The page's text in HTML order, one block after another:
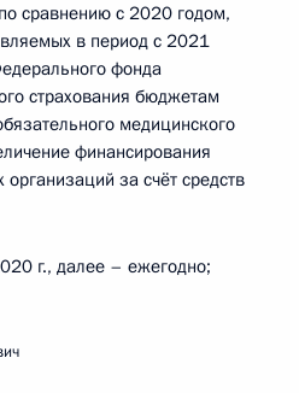
сравнению с 2020 годом,
в период с 2021
фонда
страхования бюджетам
медицинского
финансирования
за счёт средств
г., далее – ежегодно;